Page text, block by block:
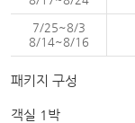
7/25~8/3
8/14~8/16
패키지 구성
객실 1박